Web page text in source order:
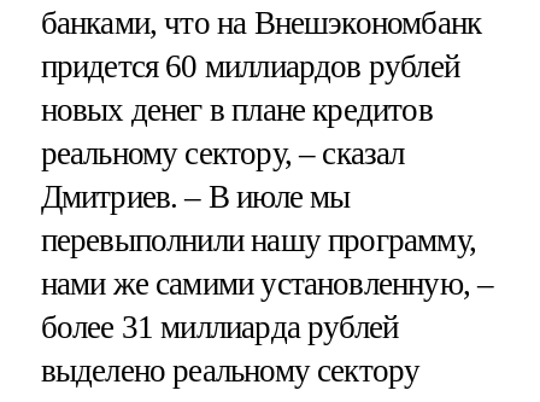
банками, что на Внешэкономбанк
придется 60 миллиардов рублей
новых денег в плане кредитов
реальному сектору, – сказал
Дмитриев. – В июле мы
перевыполнили нашу программу,
нами же самими установленную, –
более 31 миллиарда рублей
выделено реальному сектору